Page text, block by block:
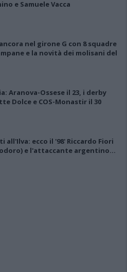
e Samuele Vacca
nel girone G con 8 squadre
e la novità dei molisani del
Aranova-Ossese il 23, i derby
Dolce e COS-Monastir il 30
all'Ilva: ecco il '98' Riccardo Fiori
e l'attaccante argentino…